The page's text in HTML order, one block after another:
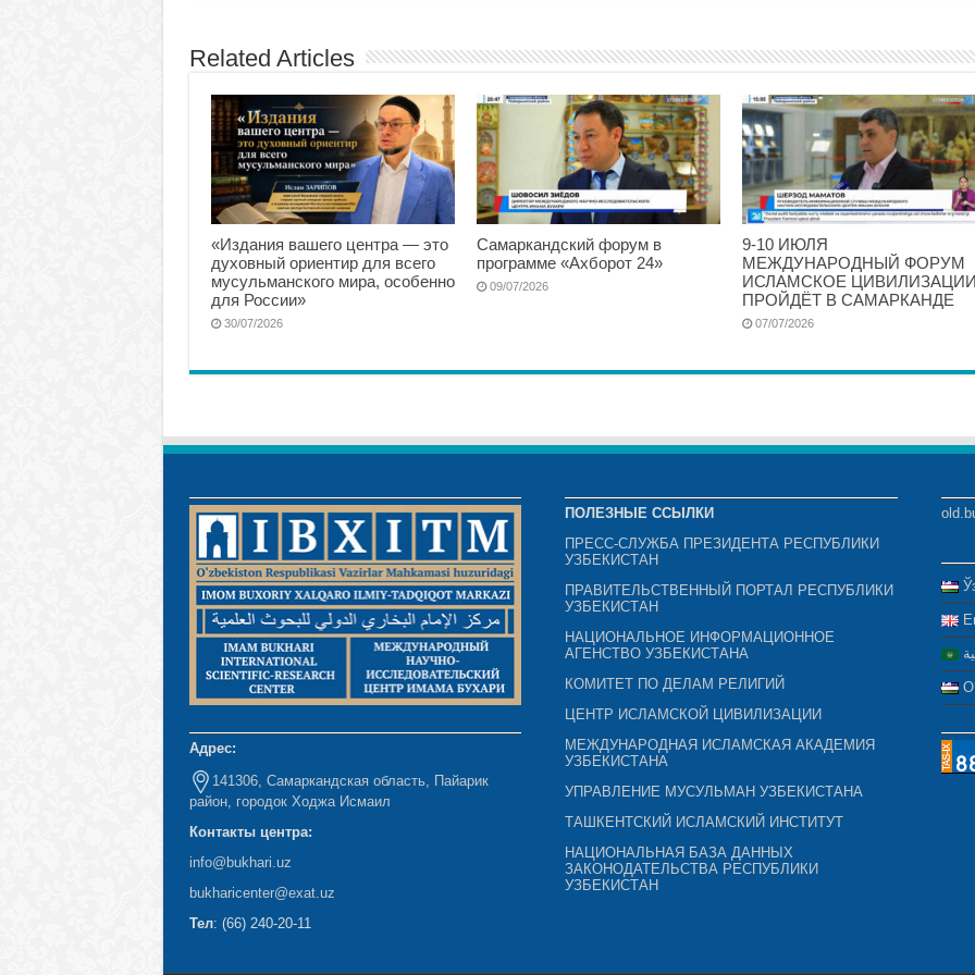
Related Articles
«Издания вашего центра — это
духовный ориентир для всего
мусульманского мира, особенно
для России»
30/07/2026
Самаркандский форум в
программе «Ахборот 24»
09/07/2026
9-10 ИЮЛЯ
МЕЖДУНАРОДНЫЙ ФОРУМ
ИСЛАМСКОЕ
ПРОЙДЁТ В САМАРКАНДЕ
07/07/2026
Адрес:
141306, Самаркандская область, Пайарик
район, городок Ходжа Исмаил
Контакты центра:
info@bukhari.uz
bukharicenter@exat.uz
Тел: (66) 240-20-11
ПОЛЕЗНЫЕ ССЫЛКИ
ПРЕСС-СЛУЖБА ПРЕЗИДЕНТА РЕСПУБЛИКИ
УЗБЕКИСТАН
ПРАВИТЕЛЬСТВЕННЫЙ ПОРТАЛ РЕСПУБЛИКИ
УЗБЕКИСТАН
НАЦИОНАЛЬНОЕ ИНФОРМАЦИОННОЕ
АГЕНСТВО УЗБЕКИСТАНА
КОМИТЕТ ПО ДЕЛАМ РЕЛИГИЙ
ЦЕНТР ИСЛАМСКОЙ ЦИВИЛИЗАЦИИ
МЕЖДУНАРОДНАЯ ИСЛАМСКАЯ АКАДЕМИЯ
УЗБЕКИСТАНА
УПРАВЛЕНИЕ МУСУЛЬМАН УЗБЕКИСТАНА
ТАШКЕНТСКИЙ ИСЛАМСКИЙ ИНСТИТУТ
НАЦИОНАЛЬНАЯ БАЗА ДАННЫХ
ЗАКОНОДАТЕЛЬСТВА РЕСПУБЛИКИ
УЗБЕКИСТАН